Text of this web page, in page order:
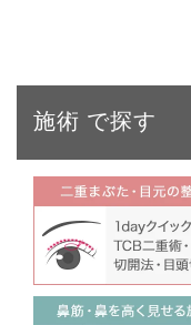
施術 で探す